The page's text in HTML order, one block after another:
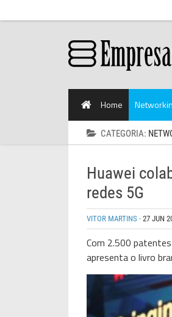
Home
CATEGORIA:
Huawei
redes 5G
VITOR MARTINS · 27 JUN
Com 2.500
apresenta o livro